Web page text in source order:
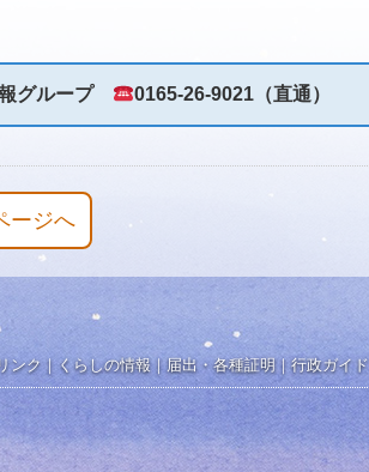
グループ 0165-26-9021（直通）
ージへ
ンク ｜くらしの情報｜ 届出・各種証明｜ 行政ガイド